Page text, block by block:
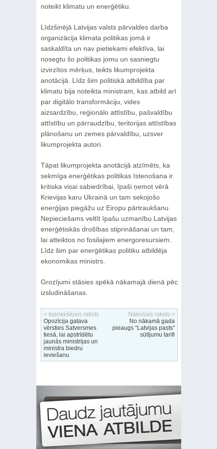
noteikt klimatu un enerģētiku.
Līdzšinējā Latvijas valsts pārvaldes darba
organizācija klimata politikas jomā ir
saskaldīta un nav pietiekami efektīva, lai
nosegtu šo politikas jomu un sasniegtu
izvirzītos mērķus, teikts likumprojekta
anotācijā. Līdz šim politiskā atbildība par
klimatu bija noteikta ministram, kas atbild arī
par digitālo transformāciju, vides
aizsardzību, reģionālo attīstību, pašvaldību
attīstību un pārraudzību, teritorijas attīstības
plānošanu un zemes pārvaldību, uzsver
likumprojekta autori.
Tāpat likumprojekta anotācijā atzīmēts, ka
sekmīga enerģētikas politikas īstenošana ir
kritiska visai sabiedrībai, īpaši ņemot vērā
Krievijas karu Ukrainā un tam sekojošo
enerģijas piegāžu uz Eiropu pārtraukšanu.
Nepieciešams veltīt īpašu uzmanību Latvijas
enerģētiskās drošības stiprināšanai un tam,
lai atteiktos no fosilajiem energoresursiem.
Līdz šim par enerģētikas politiku atbildēja
ekonomikas ministrs.
Grozījumi stāsies spēkā nākamajā dienā pēc
izsludināšanas.
< Iepriekšējais raksts
Opozīcija gatava
vērsties Satversmes
tiesā, lai apstrīdētu
jaunās ministrijas un
ministra biedru
ieviešanu
Nākošais raksts >
No nākamā gada
pieaugs “Latvijas pasts”
sūtījumu tarifi